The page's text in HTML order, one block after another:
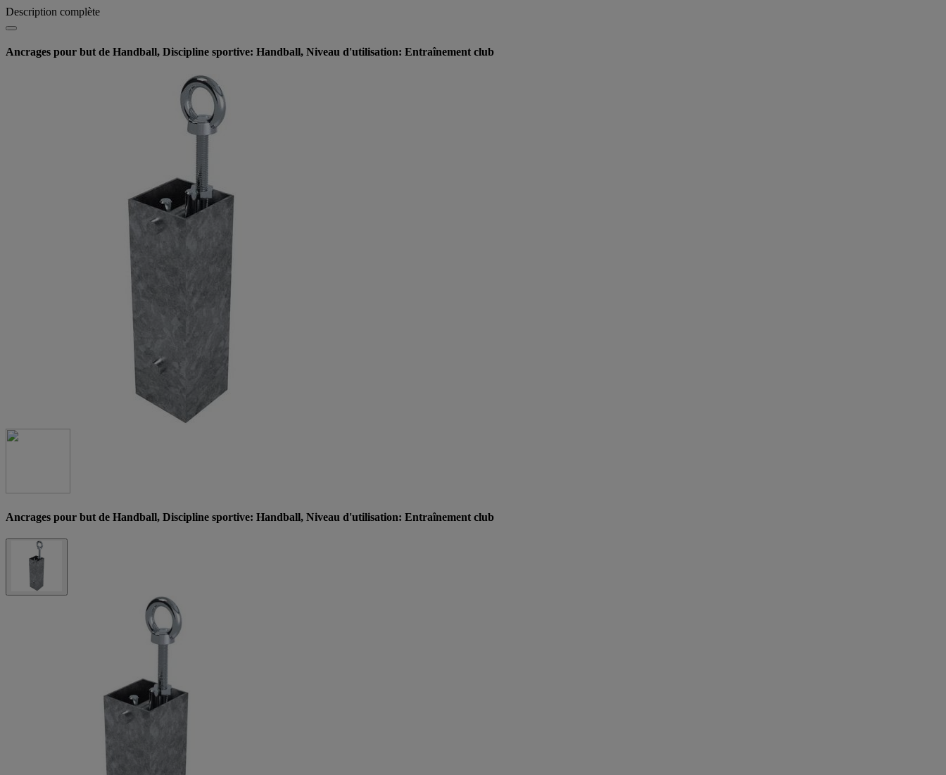
Description complète
Ancrages pour but de Handball, Discipline sportive: Handball, Niveau d'utilisation: Entraînement club
Ancrages pour but de Handball, Discipline sportive: Handball, Niveau d'utilisation: Entraînement club